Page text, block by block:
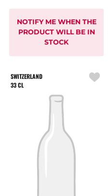
NOTIFY ME WHEN THE
PRODUCT WILL BE IN
STOCK
SWITZERLAND
33 CL